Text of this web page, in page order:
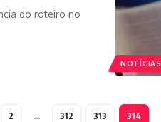
NOTÍCIAS
do roteiro no
2 … 312 313 314